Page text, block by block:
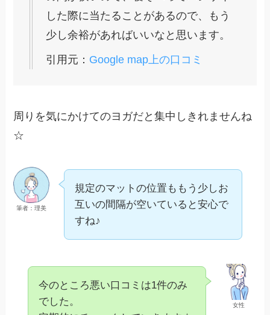
した際に当たることがあるので、もう
少し余裕があればいいなと思います。
引用元： Google map上の口コミ
周りを気にかけてのヨガだと集中しきれませんね
☆
筆者：理美
規定のマットの位置ももう少しお
互いの間隔が空いていると安心で
すね♪
女性
今のところ悪い口コミは1件のみ
でした。